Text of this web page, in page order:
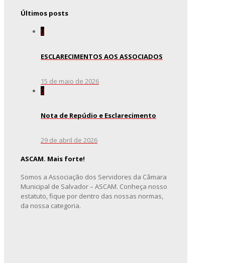
Últimos posts
0
ESCLARECIMENTOS AOS ASSOCIADOS
15 de maio de 2026
0
Nota de Repúdio e Esclarecimento
29 de abril de 2026
ASCAM. Mais forte!
Somos a Associação dos Servidores da Câmara
Municipal de Salvador – ASCAM. Conheça nosso
estatuto, fique por dentro das nossas normas,
da nossa categoria.